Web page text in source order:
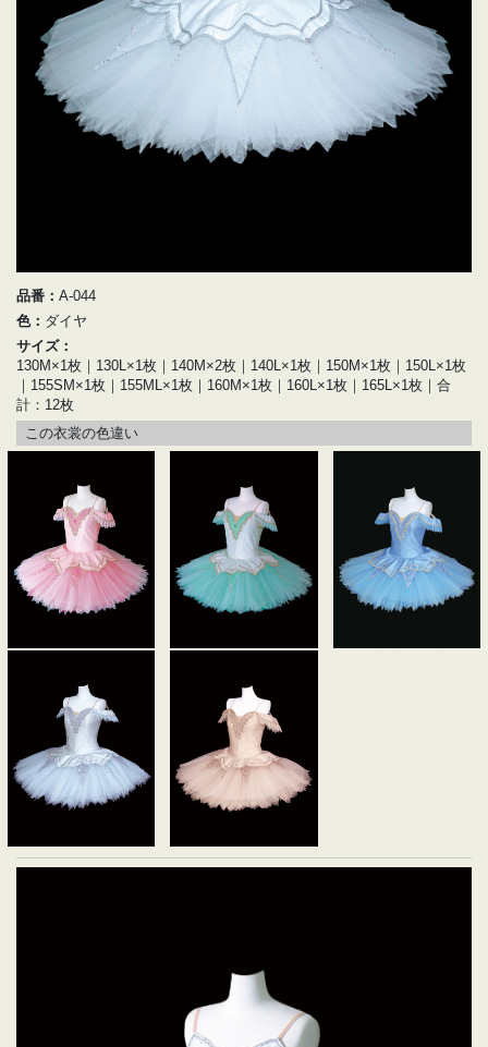
品番： A-044
色： ダイヤ
サイズ：
130M×1枚｜130L×1枚｜140M×2枚｜140L×1枚｜150M×1枚｜150L×1枚
｜155SM×1枚｜155ML×1枚｜160M×1枚｜160L×1枚｜165L×1枚｜合
計：12枚
この衣裳の色違い